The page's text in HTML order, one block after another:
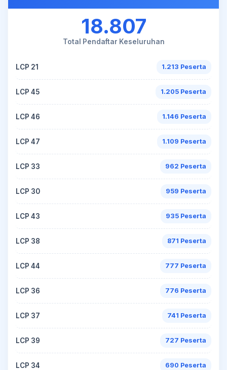
18.807
Total Pendaftar Keseluruhan
LCP 21 1.213 Peserta
LCP 45 1.205 Peserta
LCP 46 1.146 Peserta
LCP 47 1.109 Peserta
LCP 33 962 Peserta
LCP 30 959 Peserta
LCP 43 935 Peserta
LCP 38 871 Peserta
LCP 44 777 Peserta
LCP 36 776 Peserta
LCP 37 741 Peserta
LCP 39 727 Peserta
LCP 34 690 Peserta